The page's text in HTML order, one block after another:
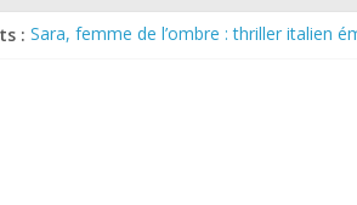
: Sara, femme de l’ombre : thriller italien